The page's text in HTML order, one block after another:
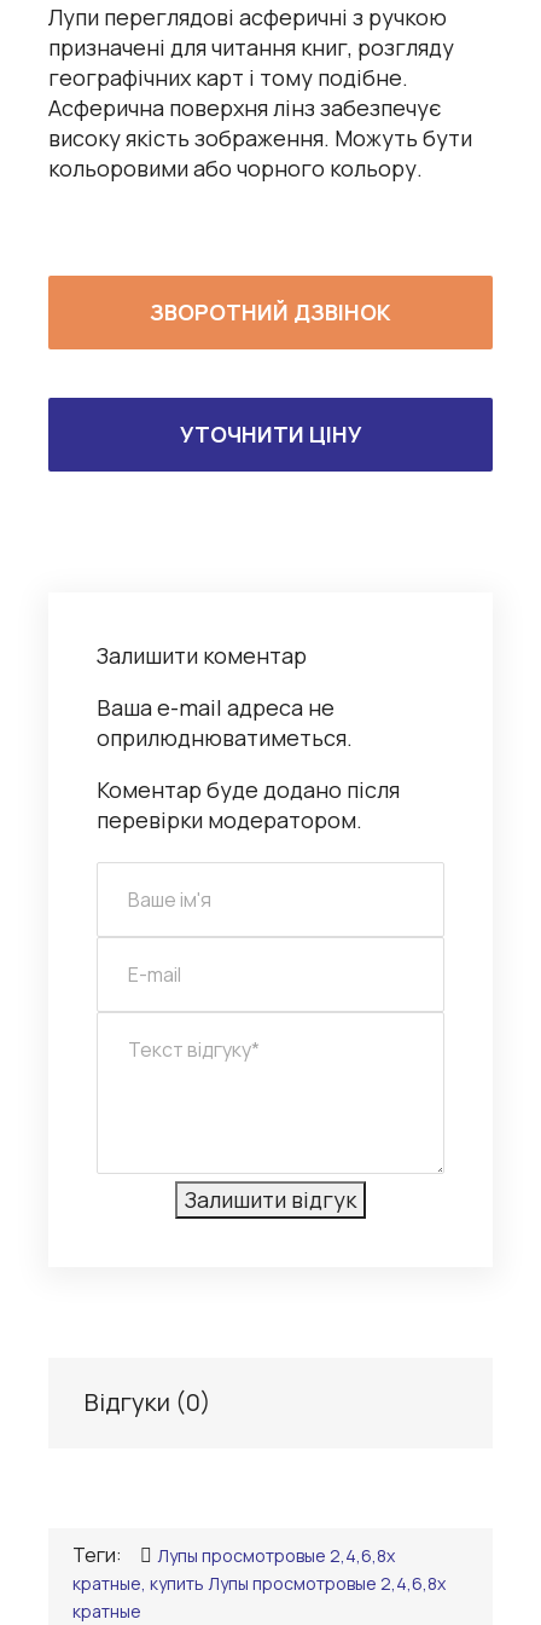
Лупи переглядові асферичні з ручкою
призначені для читання книг, розгляду
географічних карт і тому подібне.
Асферична поверхня лінз забезпечує
високу якість зображення. Можуть бути
кольоровими або чорного кольору.
ЗВОРОТНИЙ ДЗВІНОК
УТОЧНИТИ ЦІНУ
Залишити коментар
Ваша e-mail адреса не
оприлюднюватиметься.
Коментар буде додано після
перевірки модератором.
Відгуки (0)
Теги:
Лупы просмотровые 2,4,6,8х
кратные, купить Лупы просмотровые 2,4,6,8х
кратные